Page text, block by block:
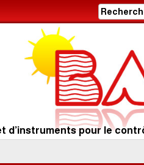
d’instruments pour le